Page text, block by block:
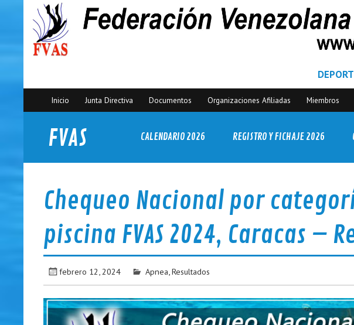
Inicio Junta Directiva Documentos Organizaciones Afiliadas Miembros
FVAS
Federación Venezolana de Actividades Subacuáticas
CALENDARIO 2026 REGISTRO Y FICHAJE 2026
Chequeo Nacional por
piscina FVAS 2024, Caracas –
febrero 12, 2024 Apnea ,Resultados